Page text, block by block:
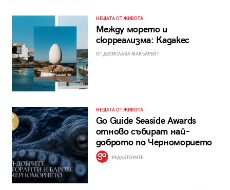
НЕЩАТА ОТ ЖИВОТА
Между морето и
сюрреализма: Кадакес
ОТ ДЕСИСЛАВА МАКЪЛРЕЙТ
НЕЩАТА ОТ ЖИВОТА
Go Guide Seaside Awards
отново събират най-
доброто по Черноморието
РЕДАКТОРИТЕ